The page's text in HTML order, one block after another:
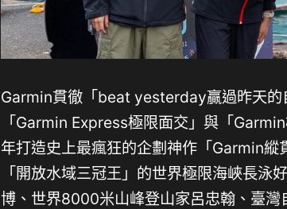
Garmin貫徹「beat yesterday贏過昨天的
「Garmin Express極限面交」與「
年打造史上最瘋狂的企劃神作「Garmin
「開放水域三冠王」的世界極限海峽長泳
博、世界8000米山峰登山家呂忠翰、臺